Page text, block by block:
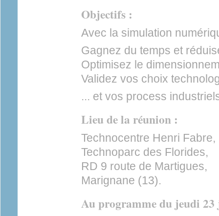
Objectifs :
Avec la simulation
Gagnez du temps et
Optimisez le
Validez vos choix
... et vos process
Lieu de la réunion :
Technocentre Henri Fabre,
Technoparc des Florides,
RD 9 route de Martigues,
Marignane (13).
Au programme du jeudi 23